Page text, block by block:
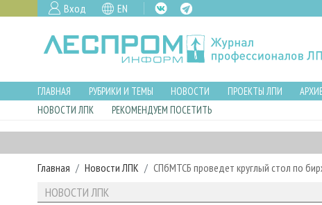
Вход EN
ГЛАВНАЯ РУБРИКИ И ТЕМЫ НОВОСТИ ПРОЕКТЫ ЛПИ
НОВОСТИ ЛПК
РЕКОМЕНДУЕМ ПОСЕТИТЬ
Главная Новости ЛПК СПбМТСБ проведет круглый стол по
НОВОСТИ ЛПК